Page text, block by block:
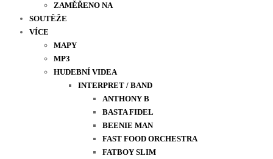
ZAMĚŘENO NA
SOUTĚŽE
VÍCE
MAPY
MP3
HUDEBNÍ VIDEA
INTERPRET / BAND
ANTHONY B
BASTA FIDEL
BEENIE MAN
FAST FOOD ORCHESTRA
FATBOY SLIM